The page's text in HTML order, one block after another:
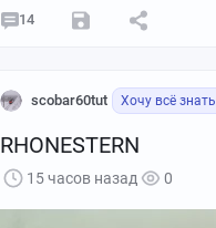
14
scobar60tut Хочу всё знать
RHONESTERN
15 часов назад 0